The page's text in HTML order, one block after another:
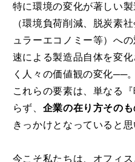
特に環境の変化が著しい
（環境負荷削減、脱炭素
ュラーエコノミー等）へ
速による製造品自体を変
く人々の価値観の変化──。
これらの要素は、単なる
らず、 企業の在り方その
きっかけとなっていると思
今こそ私たちは、オフィ